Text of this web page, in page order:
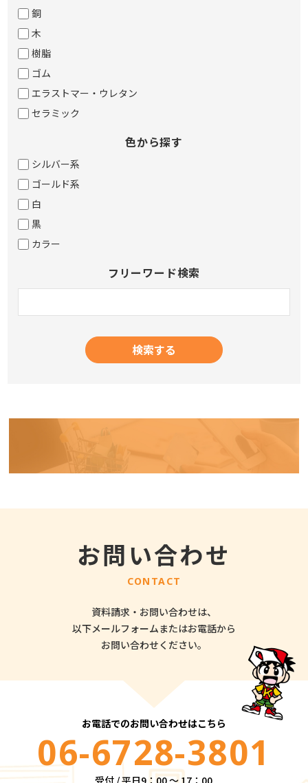
銅
木
樹脂
ゴム
エラストマー・ウレタン
セラミック
色から探す
シルバー系
ゴールド系
白
黒
カラー
フリーワード検索
お問い合わせ
CONTACT
資料請求・お問い合わせは、
以下メールフォームまたはお電話から
お問い合わせください。
お電話でのお問い合わせはこちら
06-6728-3801
受付 / 平日9：00 ～ 17：00